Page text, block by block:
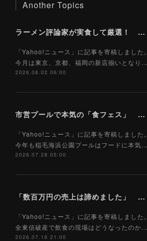
Another Topics
ラーメン評論家が実食して厳選！ 「いま絶対に食べるべきラーメン」ベスト５！【2026年８月】（ Yahoo!ニュース）8/2
「Yahoo!ニュース」に記事を寄稿しました。
今月は東京、京都、福岡の新店揃いとなり…
2026.08.02 06:00
市営プールで本気の「食フェス」 プールサイドで味わえる「ご当地麺」の実力は？（Yahoo!ニュース）7/28
「Yahoo!ニュース」に記事を寄稿しました。
今年も稲毛海浜公園プールはフードに本気…
2026.07.28 05:00
「数百万円の売上は諦めました」 全東信破産で飲食店はどうなったのか？ 被害を受けた飲食店店主に聞いた（Yahoo!ニュース）7/17
「Yahoo!ニュース」に記事を寄稿しました。
全東信破産で飲食の現場はどうなったのか…
2026.07.16 21:00